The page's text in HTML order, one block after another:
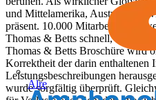
Alre
und Mittelamerika, Australien
präsent. 10.000 Mitarbeiter
Thomas & Betts schnell, flexibel
Thomas & Betts Broschüre wird
Korrektheit der darin enthaltenen
Leistungsbeschreibungen
wurde sorgfältig überprüft.